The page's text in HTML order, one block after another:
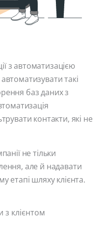
з автоматизацією
такі
баз даних з
контакти, які не
не тільки
але й надавати
етапі шляху клієнта.
з клієнтом